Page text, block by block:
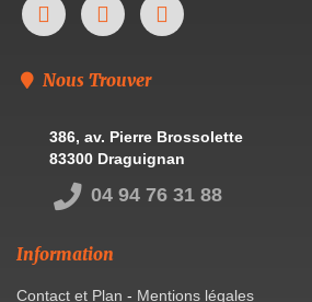
Nous Trouver
386, av. Pierre Brossolette
83300 Draguignan
04 94 76 31 88
Information
Contact et Plan - Mentions légales